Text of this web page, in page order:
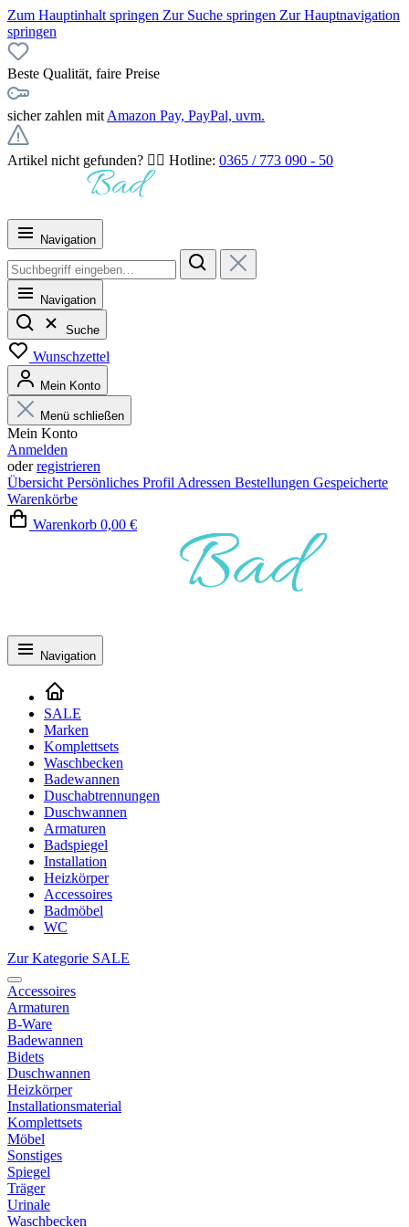
Zum Hauptinhalt springen Zur Suche springen Zur Hauptnavigation
springen
Beste Qualität, faire Preise
sicher zahlen mit Amazon Pay, PayPal, uvm.
Artikel nicht gefunden? 👉🏻 Hotline: 0365 / 773 090 - 50
Navigation
Navigation
Suche
Wunschzettel
Mein Konto
Menü schließen
Mein Konto
Anmelden
oderregistrieren
Übersicht Persönliches Profil Adressen Bestellungen Gespeicherte
Warenkörbe
Warenkorb 0,00 €
Navigation
SALE
Marken
Komplettsets
Waschbecken
Badewannen
Duschabtrennungen
Duschwannen
Armaturen
Badspiegel
Installation
Heizkörper
Accessoires
Badmöbel
WC
Zur Kategorie SALE
Accessoires
Armaturen
B-Ware
Badewannen
Bidets
Duschwannen
Heizkörper
Installationsmaterial
Komplettsets
Möbel
Sonstiges
Spiegel
Träger
Urinale
Waschbecken